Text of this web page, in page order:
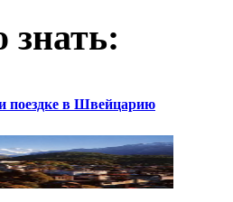
знать:
поездке в Швейцарию